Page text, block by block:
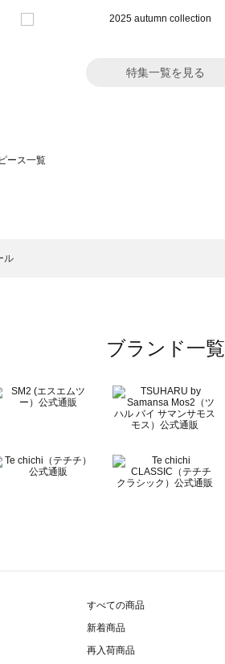
特集一覧を見る
ース一覧
ワンピース一覧
ース一覧
ル
ブランド一覧
すべての商品
新着商品
再入荷商品